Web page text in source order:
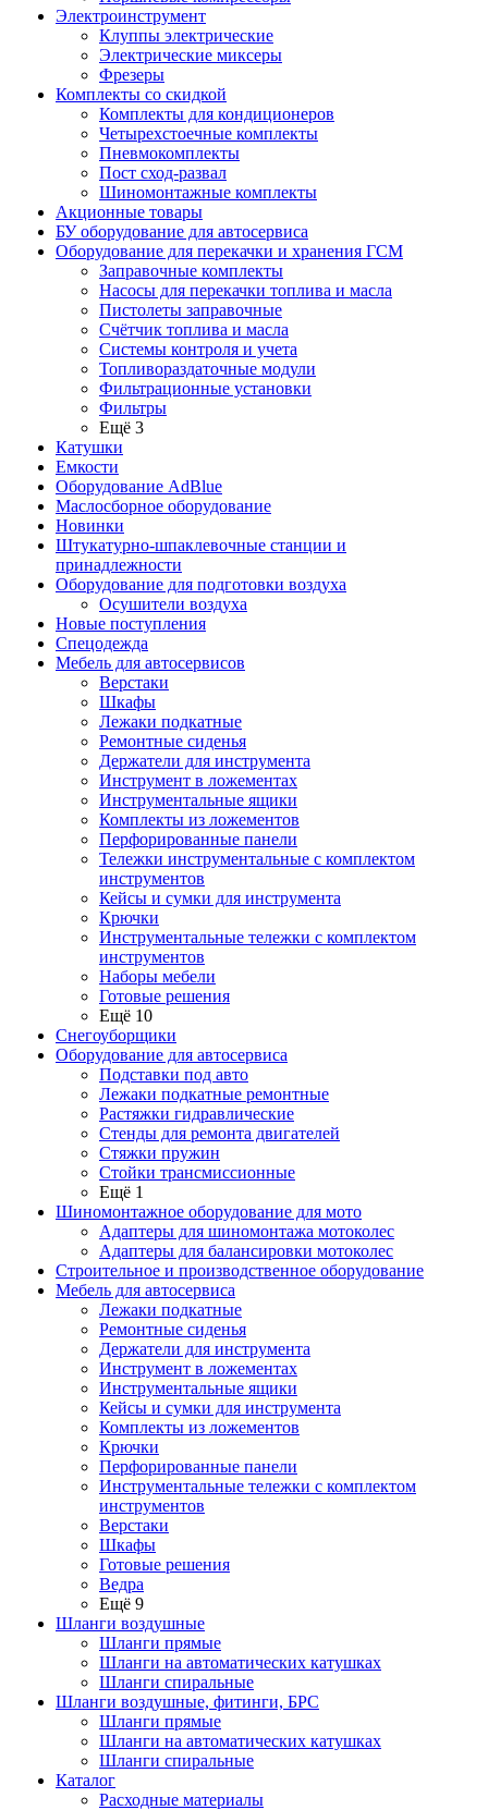
Электроинструмент
Клуппы электрические
Электрические миксеры
Фрезеры
Комплекты со скидкой
Комплекты для кондиционеров
Четырехстоечные комплекты
Пневмокомплекты
Пост сход-развал
Шиномонтажные комплекты
Акционные товары
БУ оборудование для автосервиса
Оборудование для перекачки и хранения ГСМ
Заправочные комплекты
Насосы для перекачки топлива и масла
Пистолеты заправочные
Счётчик топлива и масла
Системы контроля и учета
Топливораздаточные модули
Фильтрационные установки
Фильтры
Ещё 3
Катушки
Емкости
Оборудование AdBlue
Маслосборное оборудование
Новинки
Штукатурно-шпаклевочные станции и
принадлежности
Оборудование для подготовки воздуха
Осушители воздуха
Новые поступления
Спецодежда
Мебель для автосервисов
Верстаки
Шкафы
Лежаки подкатные
Ремонтные сиденья
Держатели для инструмента
Инструмент в ложементах
Инструментальные ящики
Комплекты из ложементов
Перфорированные панели
Тележки инструментальные с комплектом
инструментов
Кейсы и сумки для инструмента
Крючки
Инструментальные тележки с комплектом
инструментов
Наборы мебели
Готовые решения
Ещё 10
Снегоуборщики
Оборудование для автосервиса
Подставки под авто
Лежаки подкатные ремонтные
Растяжки гидравлические
Стенды для ремонта двигателей
Стяжки пружин
Стойки трансмиссионные
Ещё 1
Шиномонтажное оборудование для мото
Адаптеры для шиномонтажа мотоколес
Адаптеры для балансировки мотоколес
Строительное и производственное оборудование
Мебель для автосервиса
Лежаки подкатные
Ремонтные сиденья
Держатели для инструмента
Инструмент в ложементах
Инструментальные ящики
Кейсы и сумки для инструмента
Комплекты из ложементов
Крючки
Перфорированные панели
Инструментальные тележки с комплектом
инструментов
Верстаки
Шкафы
Готовые решения
Ведра
Ещё 9
Шланги воздушные
Шланги прямые
Шланги на автоматических катушках
Шланги спиральные
Шланги воздушные, фитинги, БРС
Шланги прямые
Шланги на автоматических катушках
Шланги спиральные
Каталог
Расходные материалы